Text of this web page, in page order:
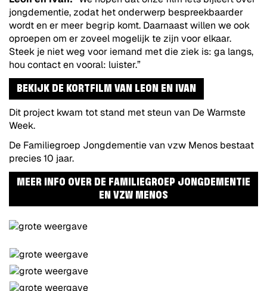
jongdementie, zodat het onderwerp bespreekbaarder
wordt en er meer begrip komt. Daarnaast willen we ook
oproepen om er zoveel mogelijk te zijn voor elkaar.
Steek je niet weg voor iemand met die ziek is: ga langs,
hou contact en vooral: luister.”
BEKIJK DE KORTFILM VAN LEON EN IVAN
Dit project kwam tot stand met steun van De Warmste
Week.
De Familiegroep Jongdementie van vzw Menos bestaat
precies 10 jaar.
MEER INFO OVER DE FAMILIEGROEP JONGDEMENTIE
EN VZW MENOS